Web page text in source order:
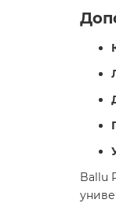
Ballu